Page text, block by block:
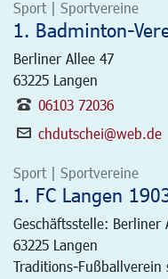
Sport | Sportvereine
1. Badminton-
Berliner Allee 47
63225 Langen
06103 72036
chdutschei@web.de
Sport | Sportvereine
1. FC Langen
Geschäftsstelle: Berliner
63225 Langen
Traditions-Fußballverein